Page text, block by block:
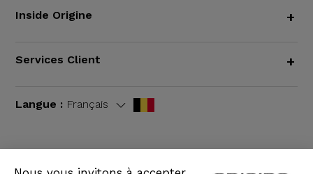
Inside Origine +
Services Client +
Langue : Français